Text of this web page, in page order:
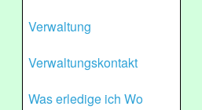
Verwaltung
Verwaltungskontakt
Was erledige ich Wo